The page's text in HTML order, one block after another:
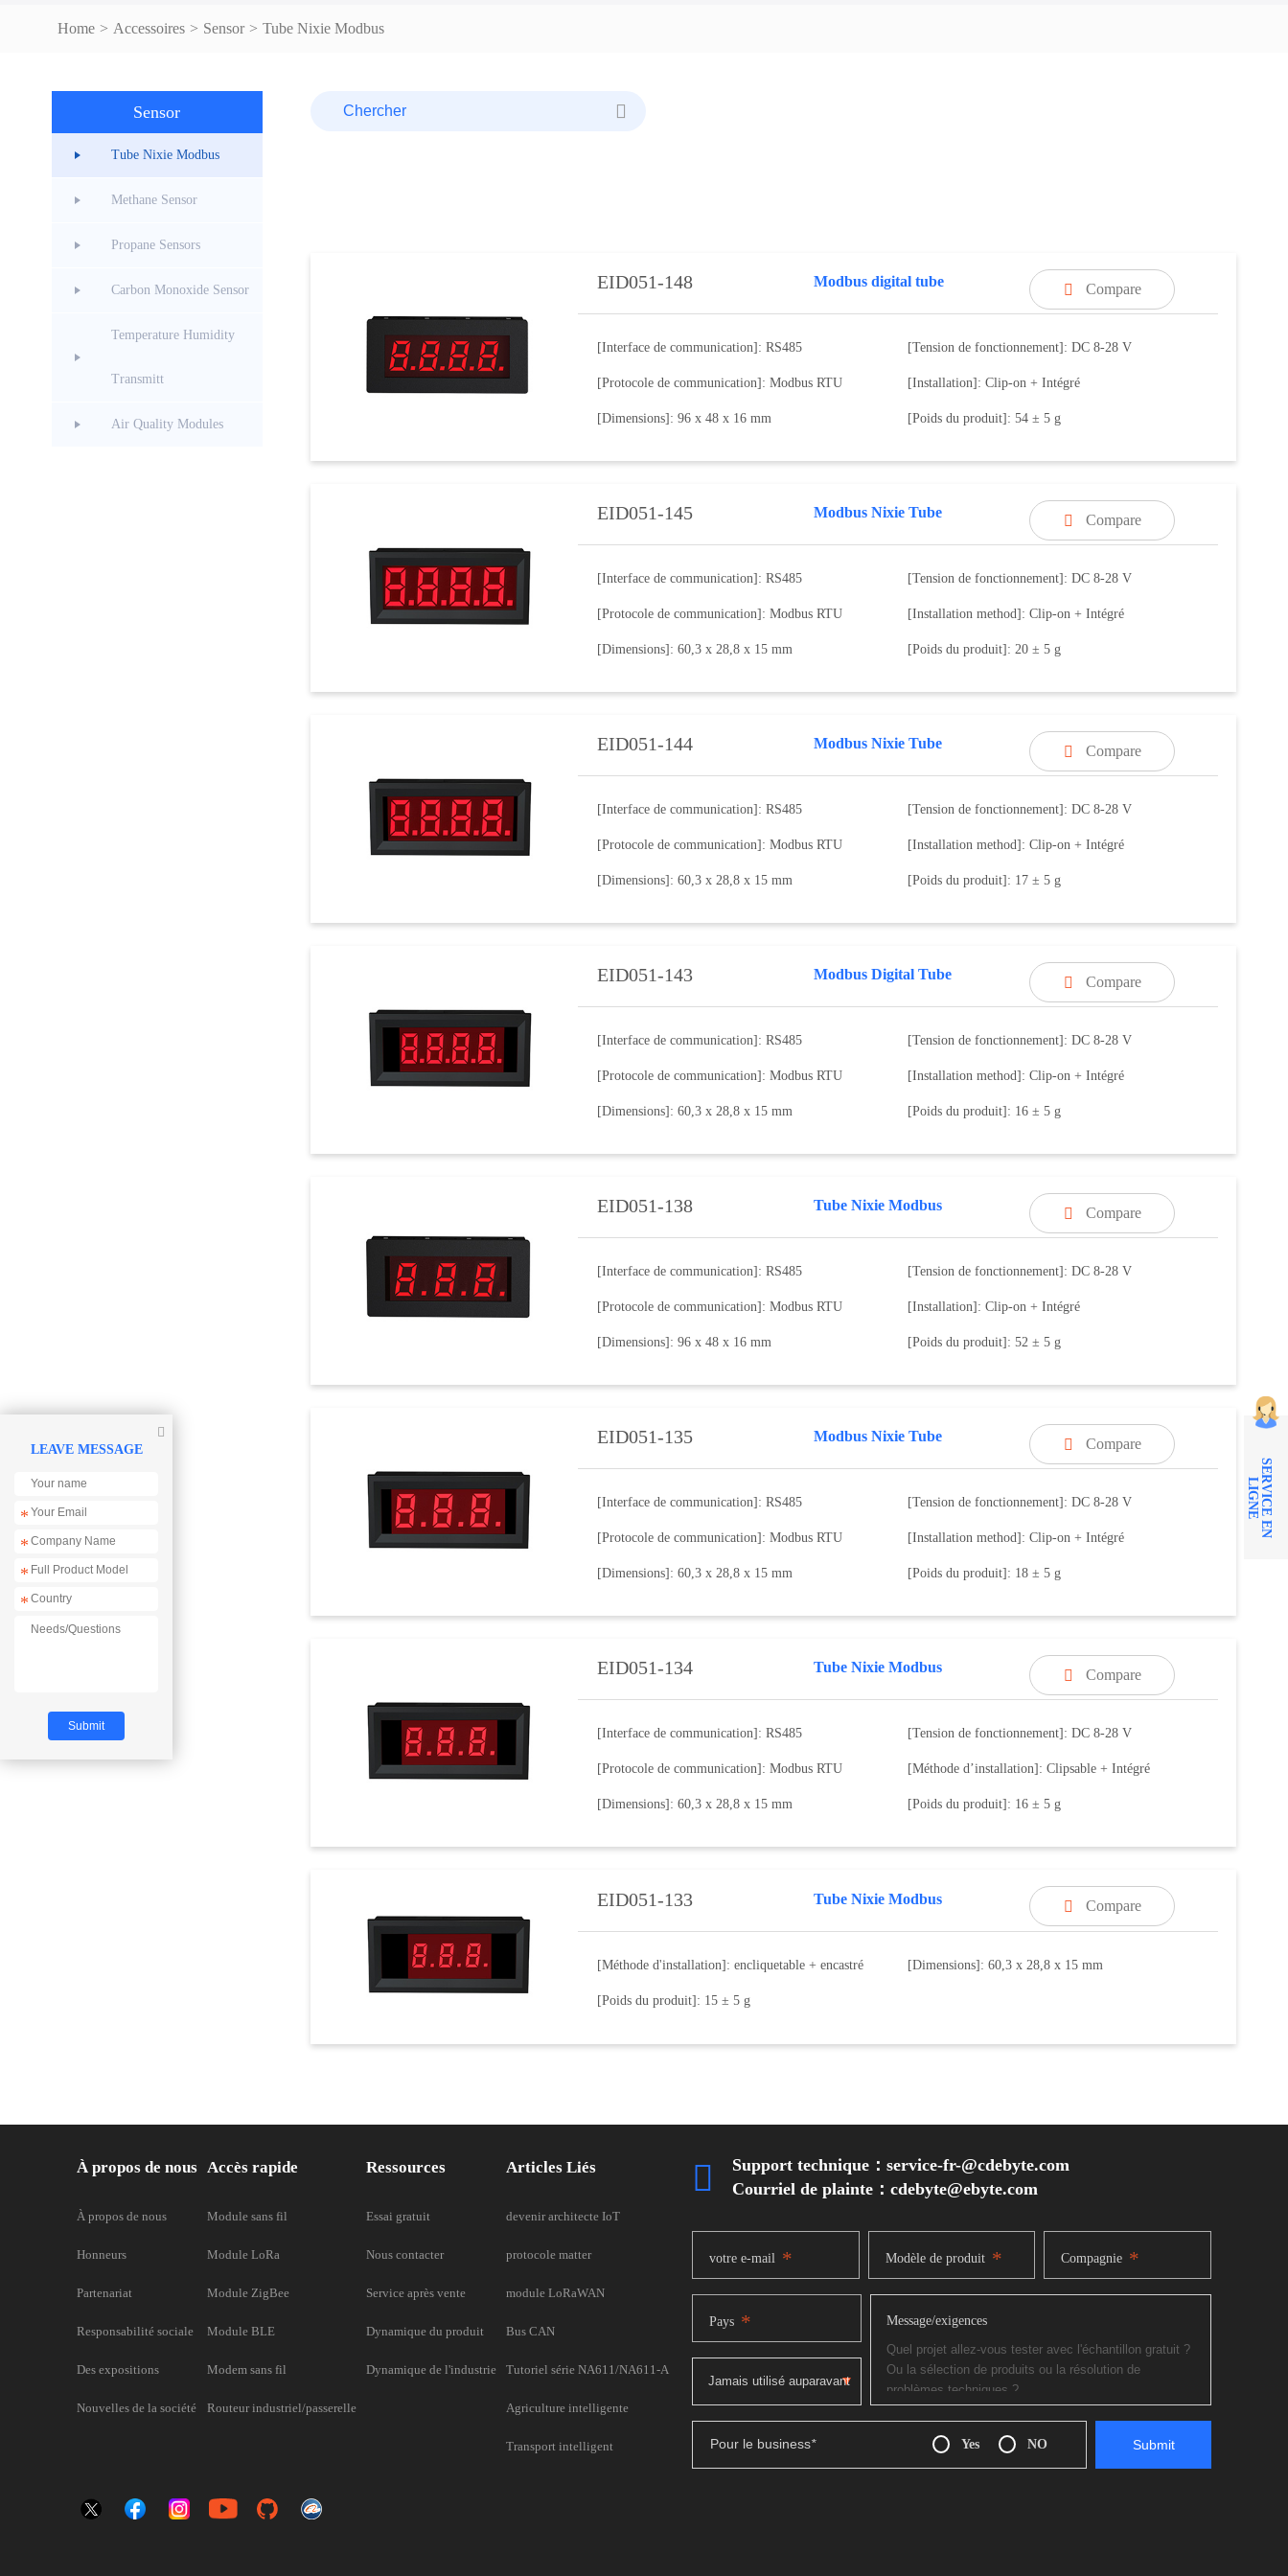
Home > Accessoires > Sensor > Tube Nixie Modbus
Sensor
Tube Nixie Modbus
Methane Sensor
Propane Sensors
Carbon Monoxide Sensor
Temperature Humidity
Transmitt
Air Quality Modules
 Compare
EID051-148 Modbus digital tube
[Interface de communication]: RS485 [Tension de fonctionnement]: DC 8-28 V
[Protocole de communication]: Modbus RTU [Installation]: Clip-on + Intégré
[Dimensions]: 96 x 48 x 16 mm [Poids du produit]: 54 ± 5 g
 Compare
EID051-145 Modbus Nixie Tube
[Interface de communication]: RS485 [Tension de fonctionnement]: DC 8-28 V
[Protocole de communication]: Modbus RTU [Installation method]: Clip-on + Intégré
[Dimensions]: 60,3 x 28,8 x 15 mm [Poids du produit]: 20 ± 5 g
 Compare
EID051-144 Modbus Nixie Tube
[Interface de communication]: RS485 [Tension de fonctionnement]: DC 8-28 V
[Protocole de communication]: Modbus RTU [Installation method]: Clip-on + Intégré
[Dimensions]: 60,3 x 28,8 x 15 mm [Poids du produit]: 17 ± 5 g
 Compare
EID051-143 Modbus Digital Tube
[Interface de communication]: RS485 [Tension de fonctionnement]: DC 8-28 V
[Protocole de communication]: Modbus RTU [Installation method]: Clip-on + Intégré
[Dimensions]: 60,3 x 28,8 x 15 mm [Poids du produit]: 16 ± 5 g
 Compare
EID051-138 Tube Nixie Modbus
[Interface de communication]: RS485 [Tension de fonctionnement]: DC 8-28 V
[Protocole de communication]: Modbus RTU [Installation]: Clip-on + Intégré
[Dimensions]: 96 x 48 x 16 mm [Poids du produit]: 52 ± 5 g
 Compare
EID051-135 Modbus Nixie Tube
[Interface de communication]: RS485 [Tension de fonctionnement]: DC 8-28 V
[Protocole de communication]: Modbus RTU [Installation method]: Clip-on + Intégré
[Dimensions]: 60,3 x 28,8 x 15 mm [Poids du produit]: 18 ± 5 g
 Compare
EID051-134 Tube Nixie Modbus
[Interface de communication]: RS485 [Tension de fonctionnement]: DC 8-28 V
[Protocole de communication]: Modbus RTU [Méthode d’installation]: Clipsable + Intégré
[Dimensions]: 60,3 x 28,8 x 15 mm [Poids du produit]: 16 ± 5 g
 Compare
EID051-133 Tube Nixie Modbus
[Méthode d'installation]: encliquetable + encastré [Dimensions]: 60,3 x 28,8 x 15 mm
[Poids du produit]: 15 ± 5 g
À propos de nous
À propos de nous
Honneurs
Partenariat
Responsabilité sociale
Des expositions
Nouvelles de la société
Accès rapide
Module sans fil
Module LoRa
Module ZigBee
Module BLE
Modem sans fil
Routeur industriel/passerelle
Ressources
Essai gratuit
Nous contacter
Service après vente
Dynamique du produit
Dynamique de l'industrie
Articles Liés
devenir architecte IoT
protocole matter
module LoRaWAN
Bus CAN
Tutoriel série NA611/NA611-A
Agriculture intelligente
Transport intelligent

Support technique：service-fr-@cdebyte.com
Courriel de plainte：cdebyte@ebyte.com
votre e-mail * Modèle de produit * Compagnie *
Pays * Message/exigences
Pour le business* Yes NO

LEAVE MESSAGE
*
*
*
*
S
E
R
V
I
C
E
E
N
LI
G
N
E